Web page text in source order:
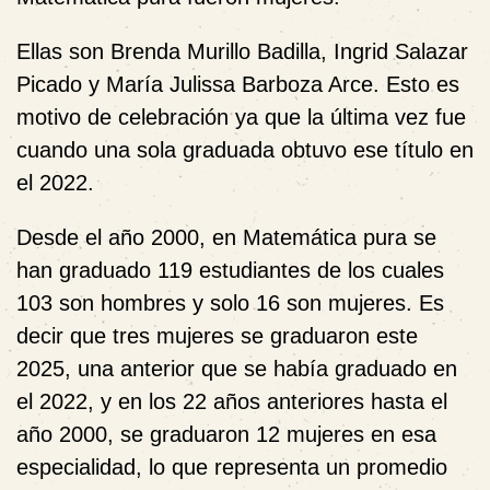
Ellas son Brenda Murillo Badilla, Ingrid Salazar
Picado y María Julissa Barboza Arce. Esto es
motivo de celebración ya que la última vez fue
cuando una sola graduada obtuvo ese título en
el 2022.
Desde el año 2000, en Matemática pura se
han graduado 119 estudiantes de los cuales
103 son hombres y solo 16 son mujeres. Es
decir que tres mujeres se graduaron este
2025, una anterior que se había graduado en
el 2022, y en los 22 años anteriores hasta el
año 2000, se graduaron 12 mujeres en esa
especialidad, lo que representa un promedio